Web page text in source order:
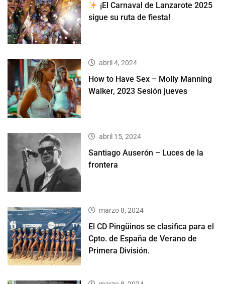
¡El Carnaval de Lanzarote 2025
sigue su ruta de fiesta!
abril 4, 2024
How to Have Sex – Molly Manning
Walker, 2023 Sesión jueves
abril 15, 2024
Santiago Auserón – Luces de la
frontera
marzo 8, 2024
El CD Pingüinos se clasifica para el
Cpto. de España de Verano de
Primera División.